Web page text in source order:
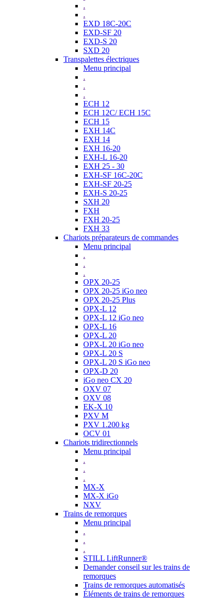
.
.
EXD 18C-20C
EXD-SF 20
EXD-S 20
SXD 20
Transpalettes électriques
Menu principal
.
.
.
ECH 12
ECH 12C/ ECH 15C
ECH 15
EXH 14C
EXH 14
EXH 16-20
EXH-L 16-20
EXH 25 - 30
EXH-SF 16C-20C
EXH-SF 20-25
EXH-S 20-25
SXH 20
FXH
FXH 20-25
FXH 33
Chariots préparateurs de commandes
Menu principal
.
.
.
OPX 20-25
OPX 20-25 iGo neo
OPX 20-25 Plus
OPX-L 12
OPX-L 12 iGo neo
OPX-L 16
OPX-L 20
OPX-L 20 iGo neo
OPX-L 20 S
OPX-L 20 S iGo neo
OPX-D 20
iGo neo CX 20
OXV 07
OXV 08
EK-X 10
PXV M
PXV 1.200 kg
OCV 01
Chariots tridirectionnels
Menu principal
.
.
.
MX-X
MX-X iGo
NXV
Trains de remorques
Menu principal
.
.
.
STILL LiftRunner®
Demander conseil sur les trains de
remorques
Trains de remorques automatisés
Éléments de trains de remorques